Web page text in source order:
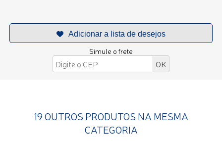
Simule o frete
19 OUTROS PRODUTOS NA MESMA
CATEGORIA